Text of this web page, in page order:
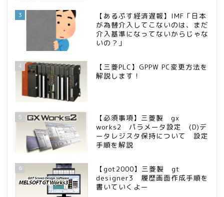
3
【あるぷす経済遅報】IMF「日本
が為替介入してこないのは、まだ
介入基準になってないからじゃな
いの？」
4
【三菱PLC】GPPW PC変更方法を
解説します！
5
【必須事項】三菱製 gx
works2 パラメータ設定 (D)デ
ータレジスタ保持について 設定
手順を解説
6
【got2000】三菱製 gt
designer3 履歴画面作成手順を
書いていくよー